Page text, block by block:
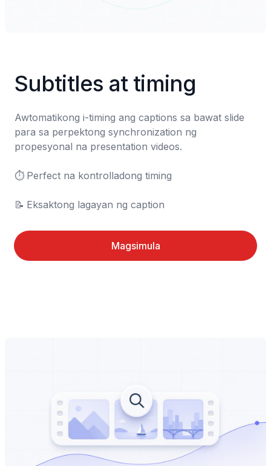
Subtitles at timing
Awtomatikong i-timing ang captions sa bawat slide
para sa perpektong synchronization ng
propesyonal na presentation videos.
⏱️	Perfect na kontrolladong timing
📝	Eksaktong lagayan ng caption
Magsimula